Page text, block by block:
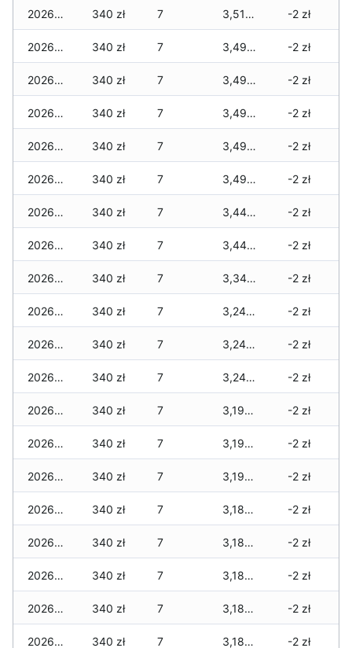
2026-04-04 340 zł 7 3,510 zł -2 zł
2026-04-03 340 zł 7 3,490 zł -2 zł
2026-04-02 340 zł 7 3,490 zł -2 zł
2026-04-01 340 zł 7 3,490 zł -2 zł
2026-03-31 340 zł 7 3,490 zł -2 zł
2026-03-30 340 zł 7 3,490 zł -2 zł
2026-03-29 340 zł 7 3,440 zł -2 zł
2026-03-28 340 zł 7 3,440 zł -2 zł
2026-03-27 340 zł 7 3,340 zł -2 zł
2026-03-26 340 zł 7 3,240 zł -2 zł
2026-03-25 340 zł 7 3,240 zł -2 zł
2026-03-24 340 zł 7 3,240 zł -2 zł
2026-03-23 340 zł 7 3,190 zł -2 zł
2026-03-22 340 zł 7 3,190 zł -2 zł
2026-03-21 340 zł 7 3,190 zł -2 zł
2026-03-20 340 zł 7 3,180 zł -2 zł
2026-03-19 340 zł 7 3,180 zł -2 zł
2026-03-18 340 zł 7 3,180 zł -2 zł
2026-03-17 340 zł 7 3,180 zł -2 zł
2026-03-16 340 zł 7 3,180 zł -2 zł